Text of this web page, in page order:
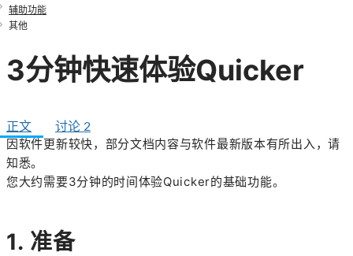
辅助功能
其他
3分钟快速体验Quicker
正文 讨论 2
因软件更新较快，部分文档内容与软件最新版本有所出入，请
知悉。
您大约需要3分钟的时间体验Quicker的基础功能。
1. 准备